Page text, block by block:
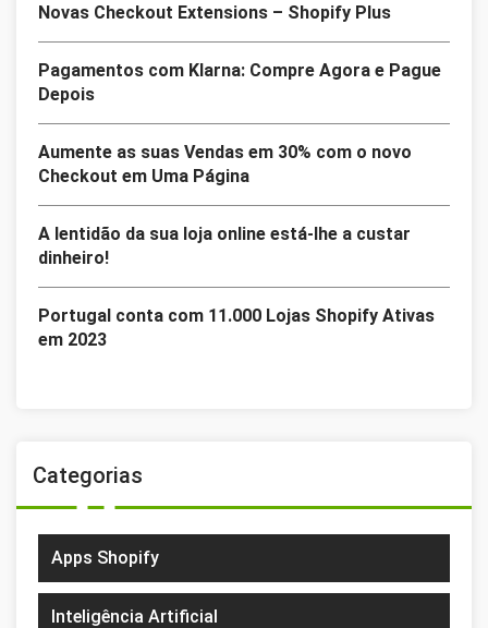
Novas Checkout Extensions – Shopify Plus
Pagamentos com Klarna: Compre Agora e Pague
Depois
Aumente as suas Vendas em 30% com o novo
Checkout em Uma Página
A lentidão da sua loja online está-lhe a custar
dinheiro!
Portugal conta com 11.000 Lojas Shopify Ativas
em 2023
Categorias
Apps Shopify
Inteligência Artificial